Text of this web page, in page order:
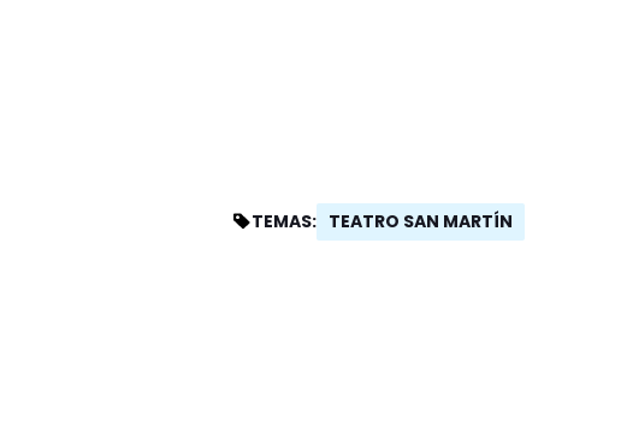
TEMAS: TEATRO SAN MARTÍN